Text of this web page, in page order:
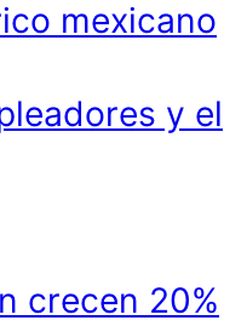
mexicano
y el
crecen 20%